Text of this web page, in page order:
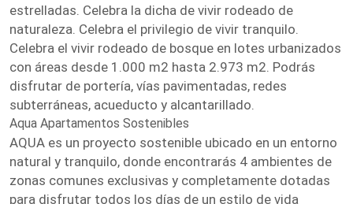
estrelladas. Celebra la dicha de vivir rodeado de
naturaleza. Celebra el privilegio de vivir tranquilo.
Celebra el vivir rodeado de bosque en lotes urbanizados
con áreas desde 1.000 m2 hasta 2.973 m2. Podrás
disfrutar de portería, vías pavimentadas, redes
subterráneas, acueducto y alcantarillado.
Aqua Apartamentos Sostenibles
AQUA es un proyecto sostenible ubicado en un entorno
natural y tranquilo, donde encontrarás 4 ambientes de
zonas comunes exclusivas y completamente dotadas
para disfrutar todos los días de un estilo de vida